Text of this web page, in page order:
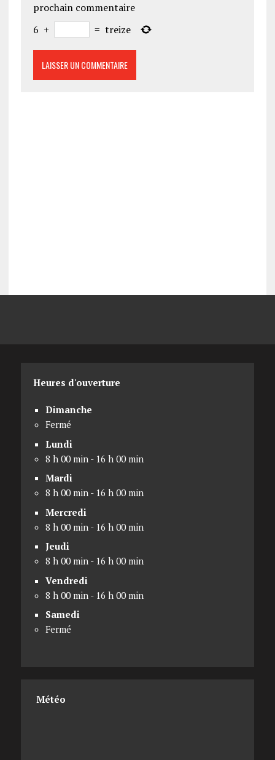
prochain commentaire
6 + = treize
Heures d'ouverture
Dimanche
Fermé
Lundi
8 h 00 min - 16 h 00 min
Mardi
8 h 00 min - 16 h 00 min
Mercredi
8 h 00 min - 16 h 00 min
Jeudi
8 h 00 min - 16 h 00 min
Vendredi
8 h 00 min - 16 h 00 min
Samedi
Fermé
Météo